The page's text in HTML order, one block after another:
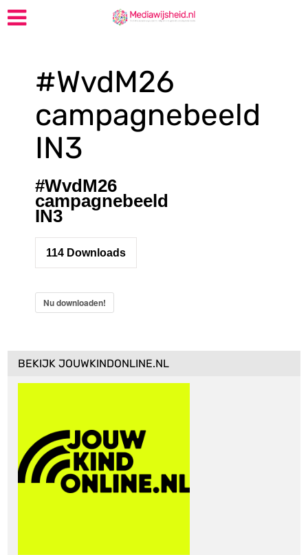
#WvdM26
campagnebeeld
IN3
#WvdM26
campagnebeeld
IN3
114 Downloads
Nu downloaden!
BEKIJK JOUWKINDONLINE.NL